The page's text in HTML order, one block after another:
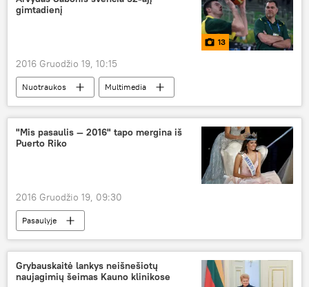
gimtadienį
13
2016 Gruodžio 19, 10:15
Nuotraukos Multimedia
"Mis pasaulis — 2016" tapo mergina iš
Puerto Riko
2016 Gruodžio 19, 09:30
Pasaulyje
Grybauskaitė lankys neišnešiotų
naujagimių šeimas Kauno klinikose